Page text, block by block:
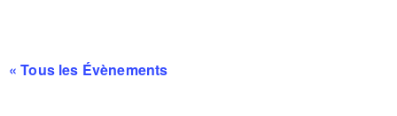
« Tous les Évènements